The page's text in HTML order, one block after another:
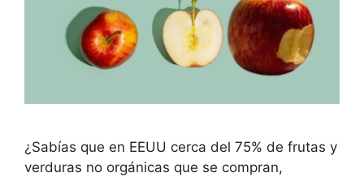
¿Sabías que en EEUU cerca del 75% de frutas y
verduras no orgánicas que se compran,